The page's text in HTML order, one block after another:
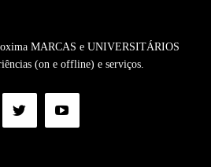
MARCAS e UNIVERSITÁRIOS
(on e offline) e serviços.